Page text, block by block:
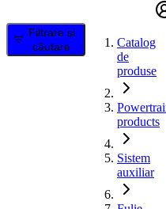
Filtrare și
căutare
Catalog
de
produse
products
Sistem
auxiliar